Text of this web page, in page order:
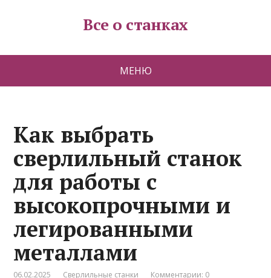
Все о станках
МЕНЮ
Как выбрать
сверлильный станок
для работы с
высокопрочными и
легированными
металлами
06.02.2025 Сверлильные станки Комментарии: 0